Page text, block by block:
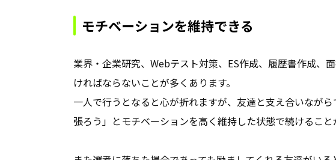
モチベーションを維持できる
業界・企業研究、Webテスト対策、ES作成、履歴書作成、
ければならないことが多くあります。
一人で行うとなると心が折れますが、友達と支え合いなが
張ろう」とモチベーションを高く維持した状態で続けること